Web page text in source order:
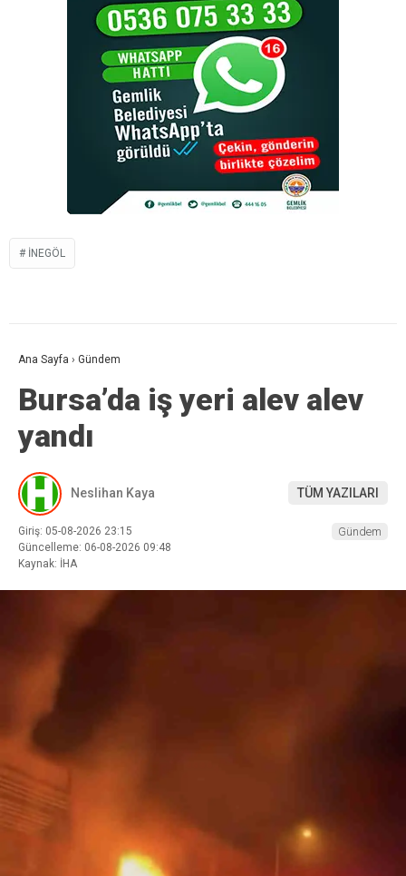
İNEGÖL
Ana Sayfa › Gündem
Bursa’da iş yeri alev alev
yandı
Neslihan Kaya TÜM YAZILARI
Giriş: 05-08-2026 23:15
Güncelleme: 06-08-2026 09:48
Kaynak: İHA
Gündem